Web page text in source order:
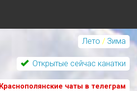
Лето / Зима
Открытые сейчас канатки
Краснополянские чаты в телеграм